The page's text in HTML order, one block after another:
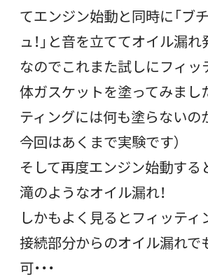
てエンジン始動と同時に「ブ
ュ！」と音を立ててオイル漏れ
なのでこれまた試しにフィッ
体ガスケットを塗ってみまし
ティングには何も塗らないの
今回はあくまで実験です）
そして再度エンジン始動する
滝のようなオイル漏れ！
しかもよく見るとフィッティ
接続部分からのオイル漏れで
可・・・